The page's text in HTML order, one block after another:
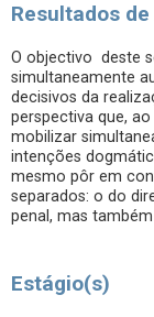
Resultados
O objectivo deste
simultaneamente
decisivos da
perspectiva que,
mobilizar
intenções
mesmo pôr em
separados: o do
penal, mas
Estágio(s)